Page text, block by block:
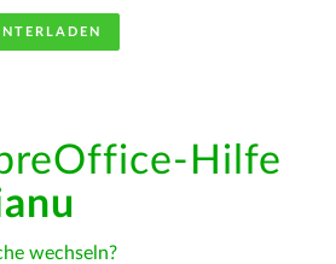
Hilfe
wechseln?